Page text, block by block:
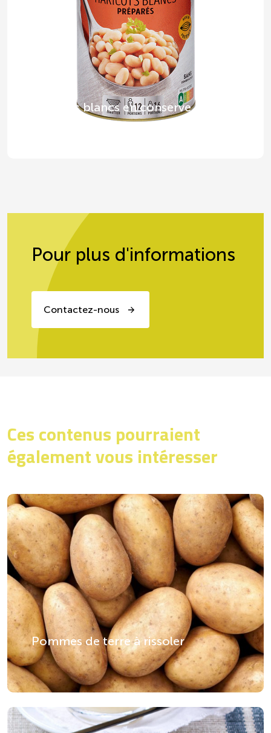
Haricots blancs en conserve
Pour plus d'informations
Contactez-nous
Ces contenus pourraient
également vous intéresser
Pommes de terre à rissoler